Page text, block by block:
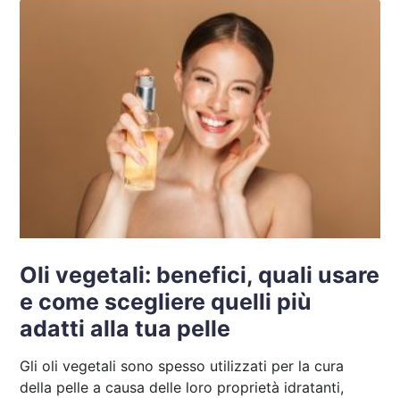
Oli vegetali: benefici, quali usare
e come scegliere quelli più
adatti alla tua pelle
Gli oli vegetali sono spesso utilizzati per la cura
della pelle a causa delle loro proprietà idratanti,